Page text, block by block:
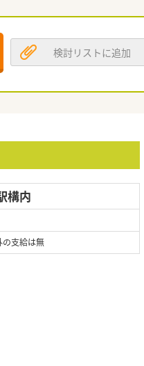
検討リストに追加
構内
支給は無